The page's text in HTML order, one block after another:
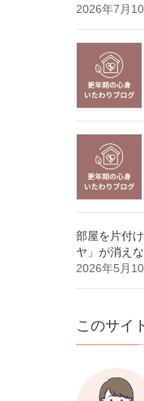
2026年7月
部屋を片付
ヤ」が消え
2026年5月
このサイ